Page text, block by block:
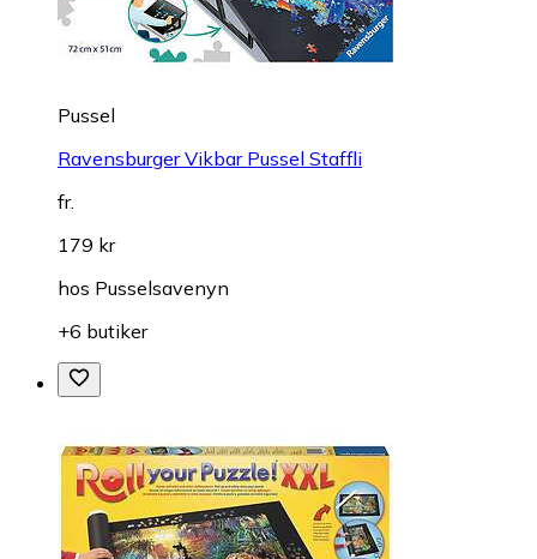
Pussel
Ravensburger Vikbar Pussel Staffli
fr.
179 kr
hos Pusselsavenyn
+6 butiker